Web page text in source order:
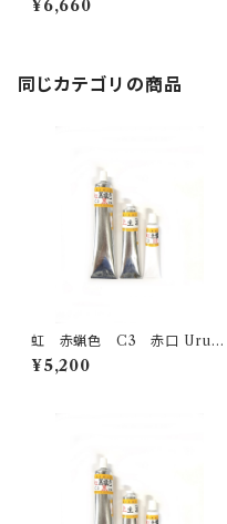
¥6,660
同じカテゴリの商品
虹 赤蝋色 C3 赤口 Urush
i -Akakuchi red- 100g
¥5,200